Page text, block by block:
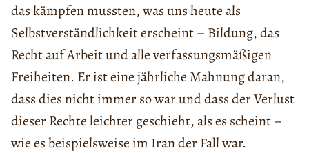
das kämpfen mussten, was uns heute als
Selbstverständlichkeit erscheint – Bildung, das
Recht auf Arbeit und alle verfassungsmäßigen
Freiheiten. Er ist eine jährliche Mahnung daran,
dass dies nicht immer so war und dass der Verlust
dieser Rechte leichter geschieht, als es scheint –
wie es beispielsweise im Iran der Fall war.